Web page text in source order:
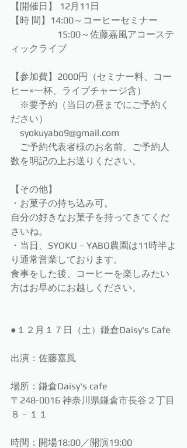
【開催日】 12月11日
【時 間】14:00～コーヒーセミナー
15:00～佐藤嘉風アコーステ
ィックライブ
【参加費】2000円（セミナー料、コー
ヒー×一杯、ライブチャージ含）
※要予約（当日の昼までにご予約く
ださい）
syokuyabo9@gmail.com
ご予約代表者様のお名前、ご予約人
数を明記の上お送りください。
【その他】
・お菓子の持ち込み可。
自分の好きなお菓子を持ってきてくだ
さいね。
・当日、SYOKU－YABO農園は11時半よ
り通常営業しております。
食事をした後、コーヒーを楽しみたい
方はお早めにお越しください。
●１２月１７日（土）鎌倉Daisy's Cafe
出演：佐藤嘉風
場所：鎌倉Daisy's cafe
〒248-0016 神奈川県鎌倉市長谷２丁目
８－１１
時間：開場18:00／開演19:00